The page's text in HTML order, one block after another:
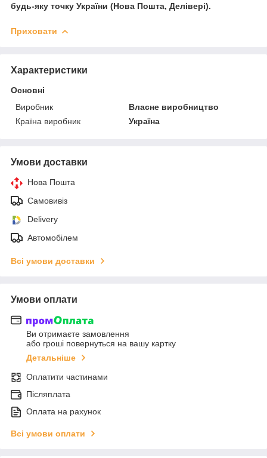
будь-яку точку України (Нова Пошта, Делівері).
Приховати
Характеристики
Основні
Виробник
Власне виробництво
Країна виробник
Україна
Умови доставки
Нова Пошта
Самовивіз
Delivery
Автомобілем
Всі умови доставки
Умови оплати
Ви отримаєте замовлення
або гроші повернуться на вашу картку
Детальніше
Оплатити частинами
Післяплата
Оплата на рахунок
Всі умови оплати